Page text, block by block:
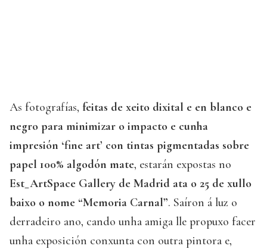
As fotografías, feitas de xeito dixital e en blanco e
negro para minimizar o impacto e cunha
impresión ‘fine art’ con tintas pigmentadas sobre
papel 100% algodón mate, estarán expostas no
Est_ArtSpace Gallery de Madrid ata o 25 de xullo
baixo o nome “Memoria Carnal”. Saíron á luz o
derradeiro ano, cando unha amiga lle propuxo facer
unha exposición conxunta con outra pintora e,